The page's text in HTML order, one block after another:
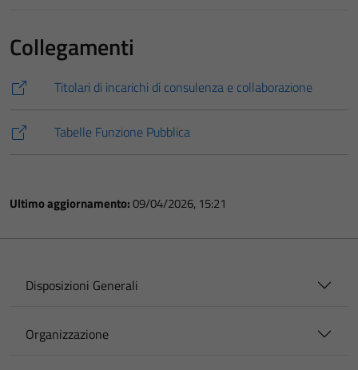
Collegamenti
Titolari di incarichi di consulenza e collaborazione
Tabelle Funzione Pubblica
Ultimo aggiornamento:09/04/2026, 15:21
Disposizioni Generali
Organizzazione